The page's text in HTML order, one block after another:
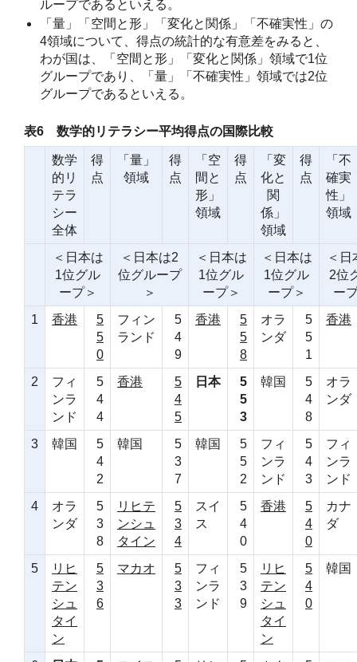
ループであるといえる。
「量」「空間と形」「変化と関係」「不確実性」の
4領域について、得点の統計的な有意差をみると、
わが国は、「空間と形」「変化と関係」領域で1位
グループであり、「量」「不確実性」領域では2位
グループであるといえる。
表6 数学的リテラシー平均得点の国際比較
数学
的リ
テラ
シー
全体
得
点
「量」
領域
得
点
「空
間と
形」
領域
得
点
「変
化と
関
係」
領域
得
点
「不
確実
性」
領域
＜日本は
1位グル
ープ＞
＜日本は2
位グループ
＞
＜日本は
1位グル
ープ＞
＜日本は
1位グル
ープ＞
＜日
2位
ー
1
香港
5
5
0
フィン
ランド
5
4
9
香港
5
5
8
オラ
ンダ
5
5
1
香港
2
フィ
ンラ
ンド
5
4
4
香港
5
4
5
日本
5
5
3
韓国
5
4
8
オラ
ンダ
3 韓国
5
4
2
韓国
5
3
7
韓国
5
5
2
フィ
ンラ
ンド
5
4
3
フィ
ンラ
ンド
4
オラ
ンダ
5
3
8
リヒテ
ンシュ
タイン
5
3
4
スイ
ス
5
4
0
香港
5
4
0
カナ
ダ
5
リヒ
テン
シュ
タイ
ン
5
3
6
マカオ
5
3
3
フィ
ンラ
ンド
5
3
9
リヒ
テン
シュ
タイ
ン
5
4
0
韓国